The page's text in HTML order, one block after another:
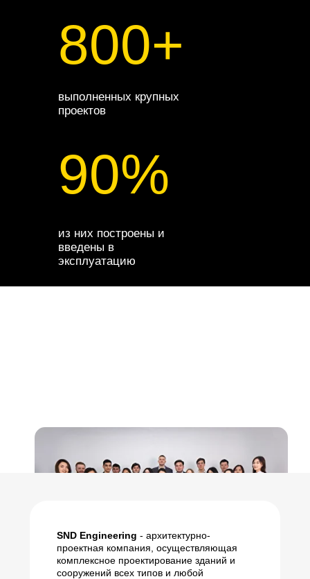
выполненных крупных
проектов
800+
из них построены и
введены в
эксплуатацию
90%
SND Engineering - архитектурно-
проектная компания, осуществляющая
комплексное проектирование зданий и
сооружений всех типов и любой